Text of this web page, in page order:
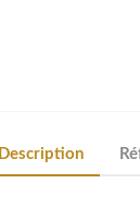
Description